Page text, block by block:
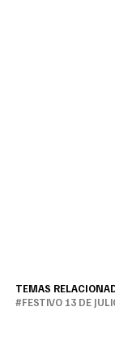
TEMAS
FESTIVO 13 DE